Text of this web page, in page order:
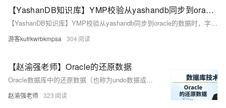
【YashanDB知识库】YMP校验从yashandb同步到oracle的数据时，字段timestamp(0)出现不一致
【YashanDB知识库】YMP校验从yashandb同步到oracle的数据时，字段timestamp(0)出现不一致
游客kufrkwrbkmpsa 304
【赵渝强老师】Oracle的还原数据
Oracle数据库中的还原数据（也称为undo数据或撤销数据）存储在还原表空间中，主要用于支持查询的一致性读取、实现闪回技术和恢复失败的事务。文章通过示例详细介绍了还原数据的工作原理和应用场景。
赵渝强老师 323